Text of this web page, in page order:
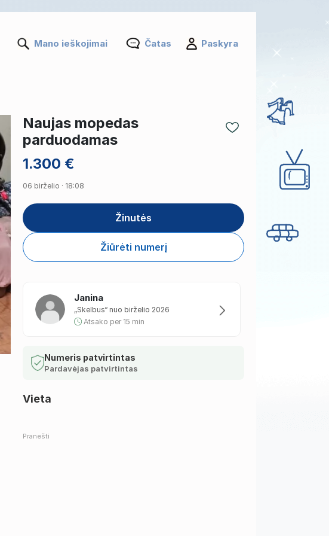
Mano ieškojimai Čatas Paskyra
1.300 €
Naujas mopedas
parduodamas
06 birželio · 18:08
Žinutės
Žiūrėti numerį
Janina
„Skelbus“ nuo birželio 2026
Atsako per 15 min
Numeris patvirtintas
Pardavėjas patvirtintas
Vieta
Pranešti